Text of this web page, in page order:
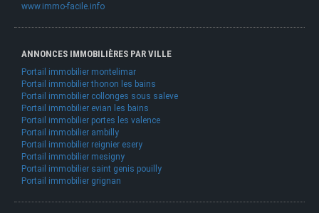
www.immo-facile.info
ANNONCES IMMOBILIÈRES PAR VILLE
Portail immobilier montelimar
Portail immobilier thonon les bains
Portail immobilier collonges sous saleve
Portail immobilier evian les bains
Portail immobilier portes les valence
Portail immobilier ambilly
Portail immobilier reignier esery
Portail immobilier mesigny
Portail immobilier saint genis pouilly
Portail immobilier grignan